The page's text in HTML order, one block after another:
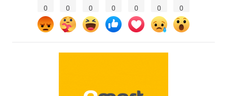
0 0 0 0 0 0 0